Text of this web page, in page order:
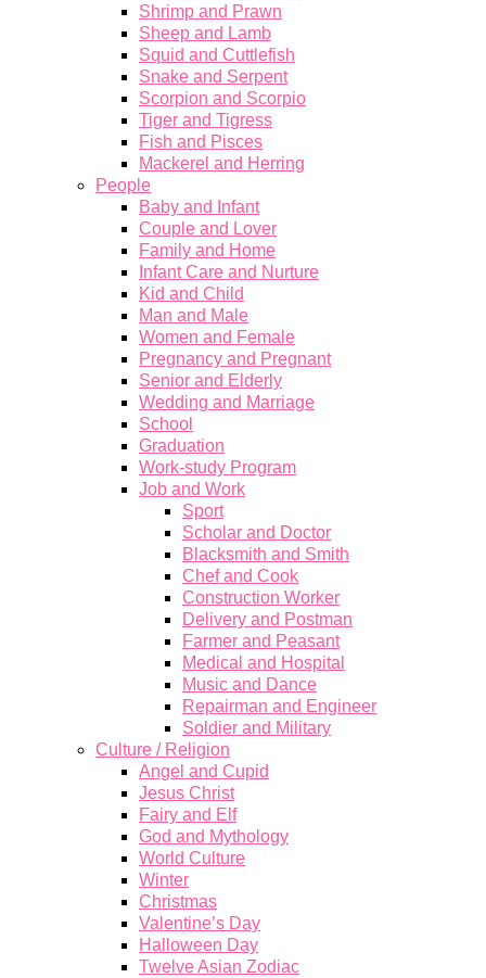
Shrimp and Prawn
Sheep and Lamb
Squid and Cuttlefish
Snake and Serpent
Scorpion and Scorpio
Tiger and Tigress
Fish and Pisces
Mackerel and Herring
People
Baby and Infant
Couple and Lover
Family and Home
Infant Care and Nurture
Kid and Child
Man and Male
Women and Female
Pregnancy and Pregnant
Senior and Elderly
Wedding and Marriage
School
Graduation
Work-study Program
Job and Work
Sport
Scholar and Doctor
Blacksmith and Smith
Chef and Cook
Construction Worker
Delivery and Postman
Farmer and Peasant
Medical and Hospital
Music and Dance
Repairman and Engineer
Soldier and Military
Culture / Religion
Angel and Cupid
Jesus Christ
Fairy and Elf
God and Mythology
World Culture
Winter
Christmas
Valentine’s Day
Halloween Day
Twelve Asian Zodiac